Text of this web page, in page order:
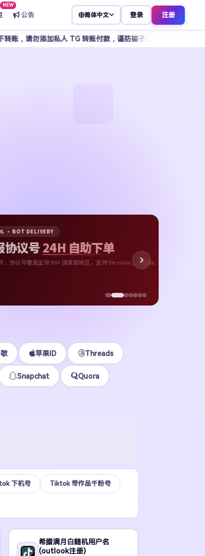
NEW
公告 简体中文 登录 注册
人 TG 转账付款，谨防骗子冒充客服，所有操作请通过官方平台
ORDER
苹果ID Threads
Snapchat Quora
下机号 Tiktok 带作品千粉号
希腊满月白随机用户名
(outlook注册)